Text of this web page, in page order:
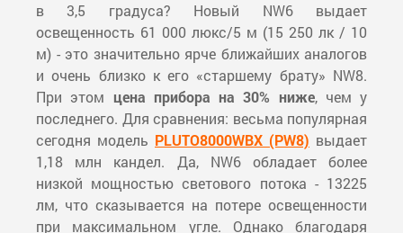
в 3,5 градуса? Новый NW6 выдает
освещенность 61 000 люкс/5 м (15 250 лк / 10
м) - это значительно ярче ближайших аналогов
и очень близко к его «старшему брату» NW8.
При этом цена прибора на 30% ниже, чем у
последнего. Для сравнения: весьма популярная
сегодня модель PLUTO8000WBX (PW8) выдает
1,18 млн кандел. Да, NW6 обладает более
низкой мощностью светового потока - 13225
лм, что сказывается на потере освещенности
при максимальном угле. Однако благодаря